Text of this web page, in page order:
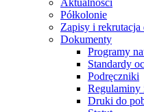
Aktualności
Półkolonie
Zapisy i
Dokumenty
Programy
Standardy
Podręczniki
Regulaminy
Druki do